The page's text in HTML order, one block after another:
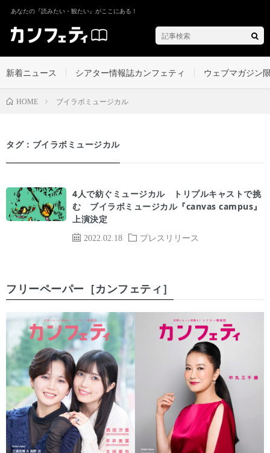
あなたの『読みたい・観たい』がここにある！
新着ニュース シアター情報誌カンフェティ ウェブマガジン
HOME ブイラボミュージカル
タグ：ブイラボミュージカル
2022.02.18 プレスリリース
4人で紡ぐミュージカル トリプルキャストで挑
む ブイラボミュージカル『canvas campus』
上演決定
フリーペーパー［カンフェティ］